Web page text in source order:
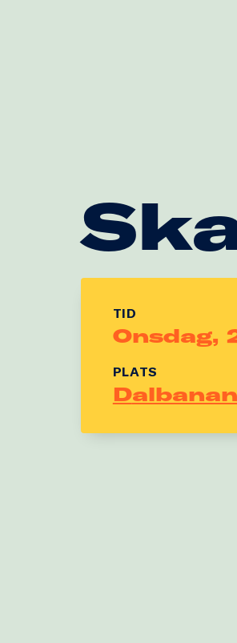
TID
PLATS